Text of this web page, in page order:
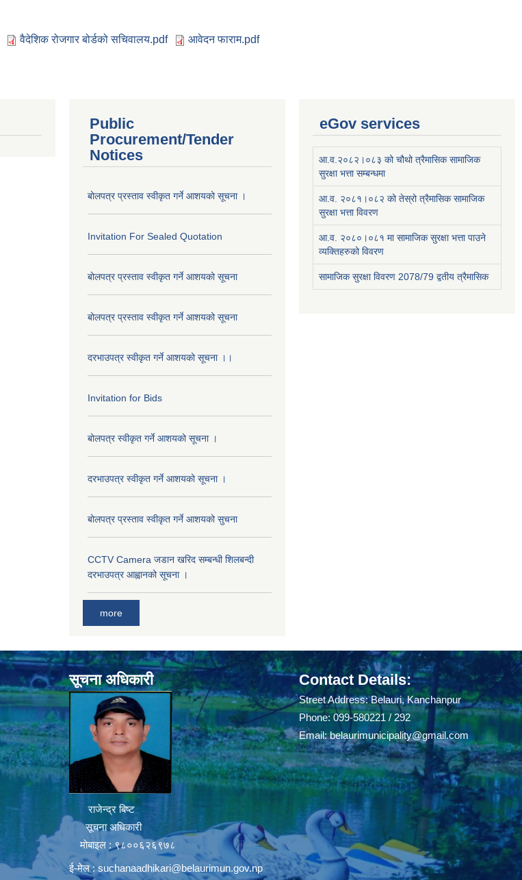
वैदेशिक रोजगार बोर्डको सचिवालय.pdf आवेदन फाराम.pdf
Public
Procurement/Tender
Notices
बोलपत्र प्रस्ताव स्वीकृत गर्ने आशयको सूचना ।
Invitation For Sealed Quotation
बोलपत्र प्रस्ताव स्वीकृत गर्ने आशयको सूचना
बोलपत्र प्रस्ताव स्वीकृत गर्ने आशयको सूचना
दरभाउपत्र स्वीकृत गर्ने आशयको सूचना ।।
Invitation for Bids
बोलपत्र स्वीकृत गर्ने आशयको सूचना ।
दरभाउपत्र स्वीकृत गर्ने आशयको सूचना ।
बोलपत्र प्रस्ताव स्वीकृत गर्ने आशयको सुचना
CCTV Camera जडान खरिद सम्बन्धी शिलबन्दी
दरभाउपत्र आह्वानको सूचना ।
more
eGov services
आ.व.२०८२।०८३ को चौथो त्रैमासिक सामाजिक
सुरक्षा भत्ता सम्बन्धमा
आ.व. २०८१।०८२ को तेस्रो त्रैमासिक सामाजिक
सुरक्षा भत्ता विवरण
आ.व. २०८०।०८१ मा सामाजिक सुरक्षा भत्ता पाउने
व्यक्तिहरुको विवरण
सामाजिक सुरक्षा विवरण 2078/79 द्वतीय त्रैमासिक
सूचना अधिकारी
राजेन्द्र बिष्ट
सूचना अधिकारी
मोबाइल : ९८००६२६९७८
ई-मेल :suchanaadhikari@belaurimun.gov.np
Contact Details:
Street Address: Belauri, Kanchanpur
Phone: 099-580221 / 292
Email:belaurimunicipality@gmail.com